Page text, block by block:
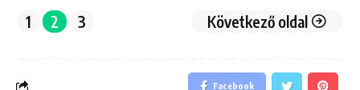
1 2 3 Következő oldal
Facebook